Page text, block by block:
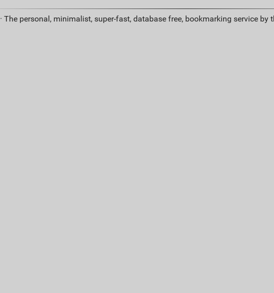
· The personal, minimalist, super-fast, database free, bookmarking service by